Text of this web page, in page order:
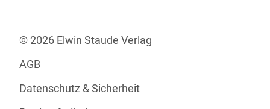
© 2026 Elwin Staude Verlag
AGB
Datenschutz & Sicherheit